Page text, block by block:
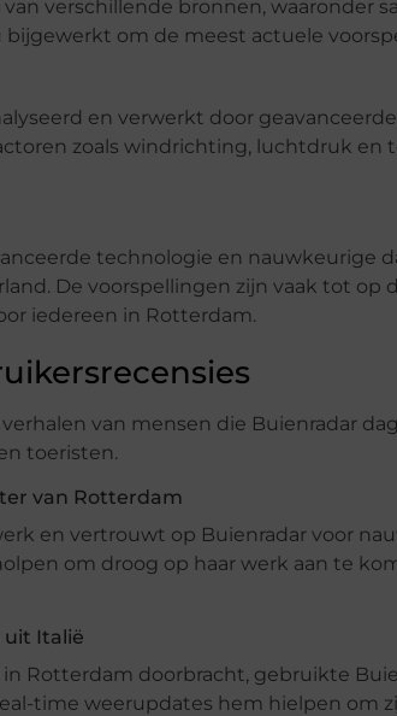
verschillende bronnen, waaronder
om de meest actuele
en verwerkt door
zoals windrichting, luchtdruk en
technologie en nauwkeurige
De voorspellingen zijn vaak tot
iedereen in Rotterdam.
van mensen die Buienradar
toeristen.
van Rotterdam
en vertrouwt op Buienradar voor
om droog op haar werk aan te
uit Italië
in Rotterdam doorbracht, gebruikte
time weerupdates hem hielpen om